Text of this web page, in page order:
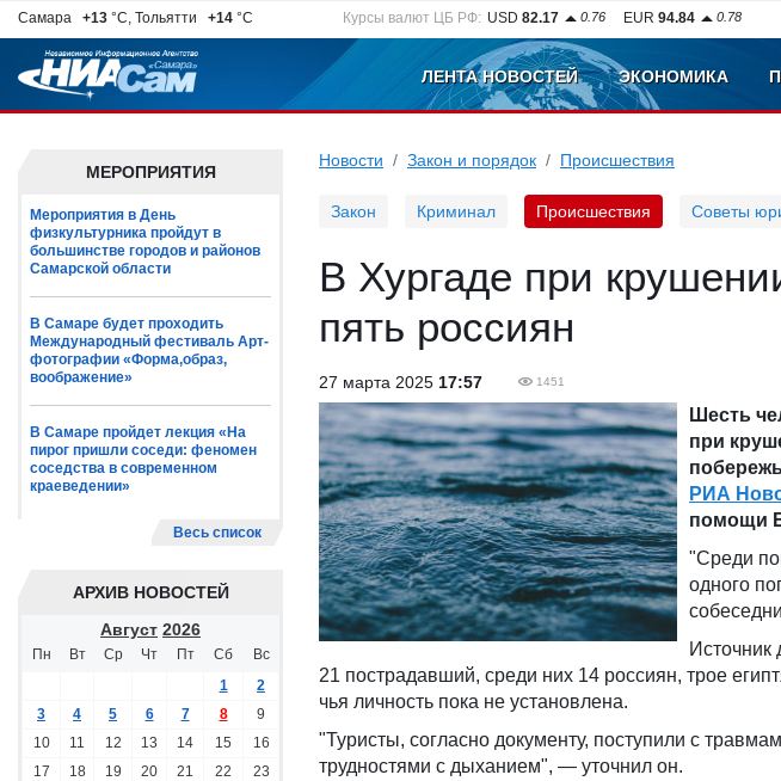
Самара +13 °C, Тольятти +14 °C Курсы валют ЦБ РФ: USD 82.17 0.76 EUR 94.84 0.78
ЛЕНТА НОВОСТЕЙ ЭКОНОМИКА
МЕРОПРИЯТИЯ
Мероприятия в День
физкультурника пройдут в
большинстве городов и районов
Самарской области
В Самаре будет проходить
Международный фестиваль Арт-
фотографии «Форма,образ,
воображение»
В Самаре пройдет лекция «На
пирог пришли соседи: феномен
соседства в современном
краеведении»
Весь список
АРХИВ НОВОСТЕЙ
Август 2026
Пн Вт Ср Чт Пт Сб
Вс
1
2
3
4 5 6 7 8
9
10
11 12 13 14 15
16
17
18 19 20 21 22
23
Новости Закон и порядок Происшествия
Закон Криминал Происшествия Советы
В Хургаде при
пять россиян
27 марта 2025 17:57 1451
Шесть
при
РИА
помощи
"Среди
одного
Источник
21 пострадавший, среди них 14 россиян, трое
чья личность пока не установлена.
"Туристы, согласно документу, поступили с
трудностями с дыханием", — уточнил он.